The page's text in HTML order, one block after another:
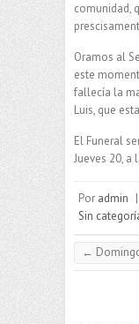
comunidad,
Oramos al
este
fallecía la
Luis, que
El Funeral
Jueves 20, a
Por admin |
Sin
←